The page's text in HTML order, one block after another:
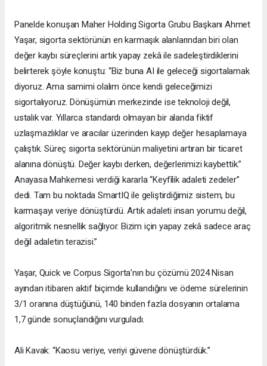
Panelde konuşan Maher Holding Sigorta Grubu Başkanı Ahmet
Yaşar, sigorta sektörünün en karmaşık alanlarından biri olan
değer kaybı süreçlerini artık yapay zekâ ile sadeleştirdiklerini
belirterek şöyle konuştu: “Biz buna AI ile geleceği sigortalamak
diyoruz. Ama samimi olalım önce kendi geleceğimizi
sigortalıyoruz. Dönüşümün merkezinde ise teknoloji değil,
ustalık var. Yıllarca standardı olmayan bir alanda fiktif
uzlaşmazlıklar ve aracılar üzerinden kayıp değer hesaplamaya
çalıştık. Süreç sigorta sektörünün maliyetini artıran bir ticaret
alanına dönüştü. Değer kaybı derken, değerlerimizi kaybettik.”
Anayasa Mahkemesi verdiği kararla “Keyfîlik adaleti zedeler”
dedi. Tam bu noktada SmartIQ ile geliştirdiğimiz sistem, bu
karmaşayı veriye dönüştürdü. Artık adaleti insan yorumu değil,
algoritmik nesnellik sağlıyor. Bizim için yapay zekâ sadece araç
değil adaletin terazisi.”
Yaşar, Quick ve Corpus Sigorta’nın bu çözümü 2024 Nisan
ayından itibaren aktif biçimde kullandığını ve ödeme sürelerinin
3/1 oranına düştüğünü, 140 binden fazla dosyanın ortalama
1,7 günde sonuçlandığını vurguladı.
Ali Kavak: “Kaosu veriye, veriyi güvene dönüştürdük.”